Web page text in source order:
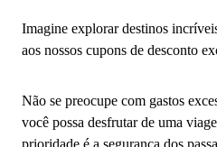
Imagine explorar destinos
aos nossos cupons de desconto
Não se preocupe com gastos
você possa desfrutar de uma
prioridade é a segurança dos